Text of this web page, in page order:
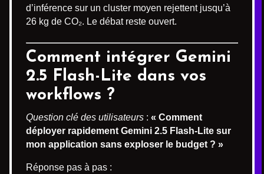
d’inférence sur un cluster moyen rejettent jusqu’à
26 kg de CO₂. Le débat reste ouvert.
Comment intégrer Gemini
2.5 Flash-Lite dans vos
workflows ?
Question clé des utilisateurs : « Comment
déployer rapidement Gemini 2.5 Flash-Lite sur
mon application sans exploser le budget ? »
Réponse pas à pas :